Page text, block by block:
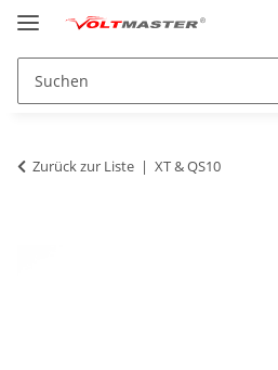
Zurück zur Liste XT & QS10